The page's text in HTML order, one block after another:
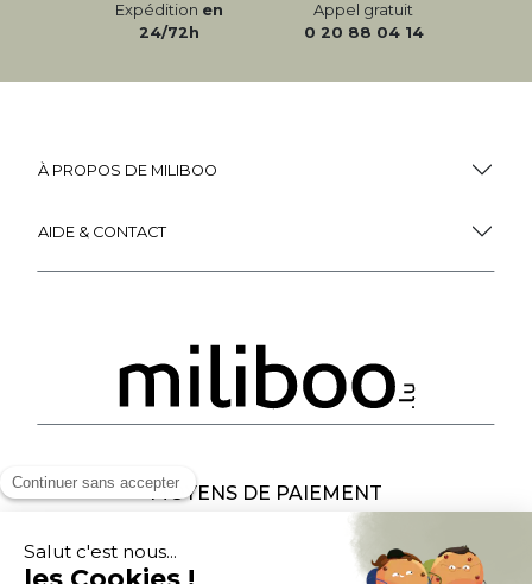
Expédition en
24/72h
Appel gratuit
0 20 88 04 14
À PROPOS DE MILIBOO
AIDE & CONTACT
MOYENS DE PAIEMENT